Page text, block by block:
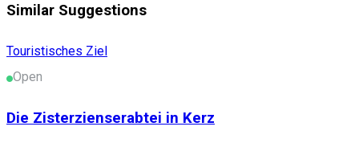
Similar Suggestions
Touristisches Ziel
Open
Die Zisterzienserabtei in Kerz